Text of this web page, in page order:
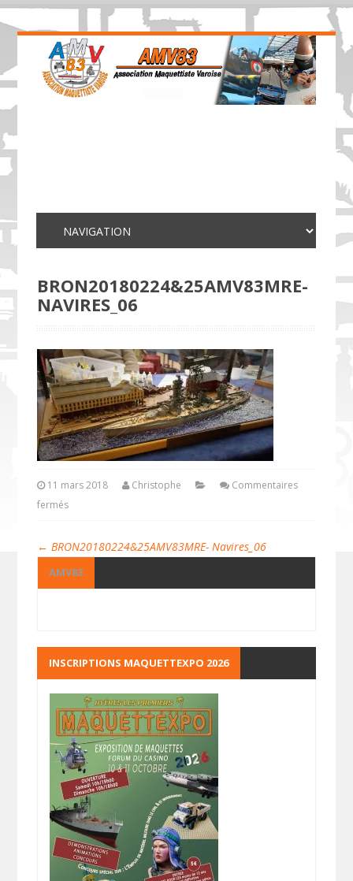
BRON20180224&25AMV83MRE-
NAVIRES_06
11 mars 2018 Christophe
Commentaires
fermés
← BRON20180224&25AMV83MRE- Navires_06
AMV83
INSCRIPTIONS MAQUETTEXPO 2026